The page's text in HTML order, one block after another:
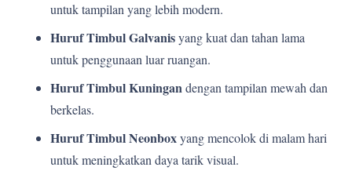
untuk tampilan yang lebih modern.
Huruf Timbul Galvanisyang kuat dan tahan lama
untuk penggunaan luar ruangan.
Huruf Timbul Kuningandengan tampilan mewah dan
berkelas.
Huruf Timbul Neonboxyang mencolok di malam hari
untuk meningkatkan daya tarik visual.